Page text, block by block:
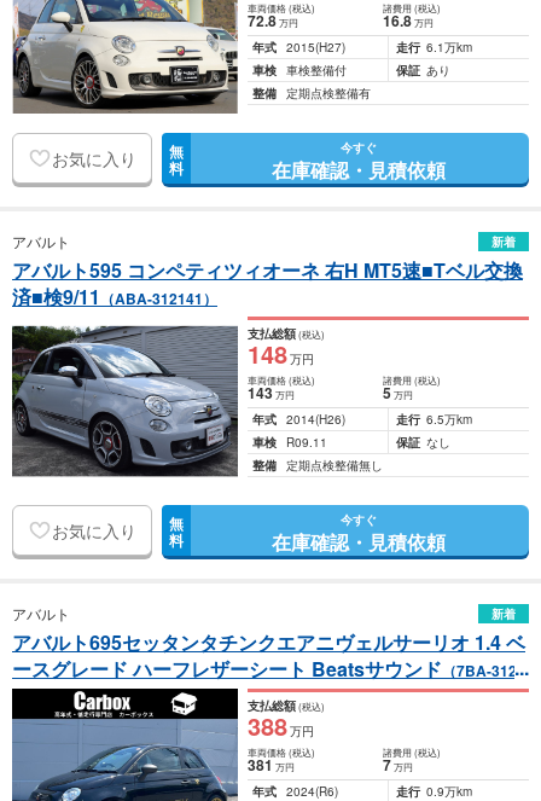
車両価格(税込)
72.8万円
諸費用 (税込)
16.8 万円
年式 2015(H27) 走行 6.1万km
車検 車検整備付 保証 あり
整備 定期点検整備有
お気に入り 無
料
今すぐ
在庫確認・見積依頼
アバルト 新着
アバルト595 コンペティツィオーネ 右H MT5速■Tベル交換
済■検9/11 （ABA-312141）
支払総額(税込)
148万円
車両価格(税込)
143万円
諸費用 (税込)
5 万円
年式 2014(H26) 走行 6.5万km
車検
R09.11 保証 なし
整備 定期点検整備無し
お気に入り 無
料
今すぐ
在庫確認・見積依頼
アバルト 新着
アバルト695セッタンタチンクエアニヴェルサーリオ 1.4 ベ
ースグレード ハーフレザーシート Beatsサウンド （7BA-3121
支払総額(税込)
388万円
車両価格(税込)
381万円
諸費用 (税込)
7 万円
年式 2024(R6) 走行 0.9万km